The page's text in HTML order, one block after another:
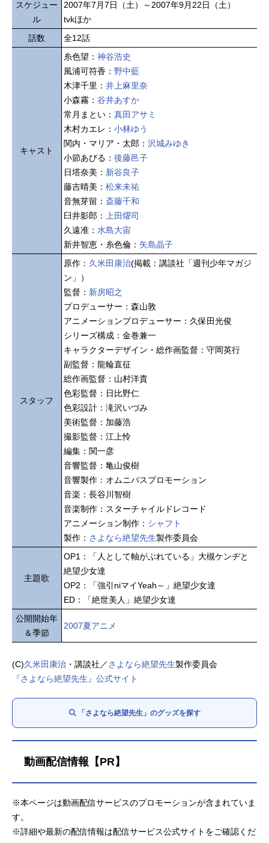
スケジュー
ル
2007年7月7日（土）～2007年9月22日（土）
tvkほか
話数
全12話
キャスト
糸色望： 神谷浩史
風浦可符香： 野中藍
木津千里： 井上麻里奈
小森霧： 谷井あすか
常月まとい： 真田アサミ
木村カエレ： 小林ゆう
関内・マリア・太郎： 沢城みゆき
小節あびる： 後藤邑子
日塔奈美： 新谷良子
藤吉晴美： 松来未祐
音無芽留： 斎藤千和
臼井影郎：
上田燿司
久遠准： 水島大宙
新井智恵・糸色倫： 矢島晶子
スタッフ
原作： 久米田康治(掲載：講談社「週刊少年マガジ
ン」）
監督： 新房昭之
プロデューサー：森山敦
アニメーションプロデューサー：久保田光俊
シリーズ構成：金巻兼一
キャラクターデザイン・総作画監督：守岡英行
副監督：龍輪直征
総作画監督：山村洋貴
色彩監督：日比野仁
色彩設計：滝沢いづみ
美術監督：加藤浩
撮影監督：江上怜
編集：関一彦
音響監督：亀山俊樹
音響製作：オムニバスプロモーション
音楽：長谷川智樹
音楽制作：スターチャイルドレコード
アニメーション制作： シャフト
製作： さよなら絶望先生製作委員会
主題歌
OP1：「人として軸がぶれている」大槻ケンヂと
絶望少女達
OP2：「強引niマイYeah～」絶望少女達
ED：「絶世美人」絶望少女達
公開開始年
＆季節
2007夏アニメ
(C)久米田康治 ・講談社／さよなら絶望先生製作委員会
『さよなら絶望先生』公式サイト
「さよなら絶望先生」のグッズを探す
動画配信情報【PR】
※本ページは動画配信サービスのプロモーションが含まれていま
す。
※詳細や最新の配信情報は配信サービス公式サイトをご確認くだ